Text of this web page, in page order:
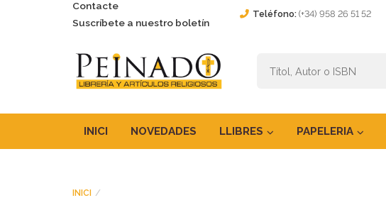
Contacte
Suscríbete a nuestro boletín
Teléfono: (+34) 958 26 51 52
INICI NOVEDADES LLIBRES PAPELERIA
INICI